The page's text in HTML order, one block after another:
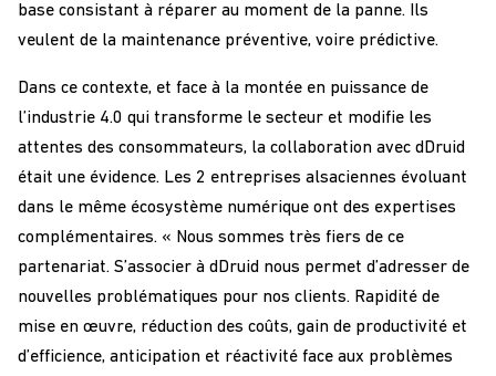
base consistant à réparer au moment de la panne. Ils
veulent de la maintenance préventive, voire prédictive.
Dans ce contexte, et face à la montée en puissance de
l’industrie 4.0 qui transforme le secteur et modifie les
attentes des consommateurs, la collaboration avec dDruid
était une évidence. Les 2 entreprises alsaciennes évoluant
dans le même écosystème numérique ont des expertises
complémentaires. « Nous sommes très fiers de ce
partenariat. S’associer à dDruid nous permet d’adresser de
nouvelles problématiques pour nos clients. Rapidité de
mise en œuvre, réduction des coûts, gain de productivité et
d’efficience, anticipation et réactivité face aux problèmes